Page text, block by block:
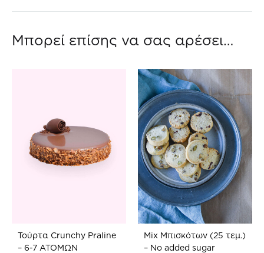
Μπορεί επίσης να σας αρέσει…
Τούρτα Crunchy Praline
– 6-7 ATOMΩΝ
Mix Μπισκότων (25 τεμ.)
– No added sugar